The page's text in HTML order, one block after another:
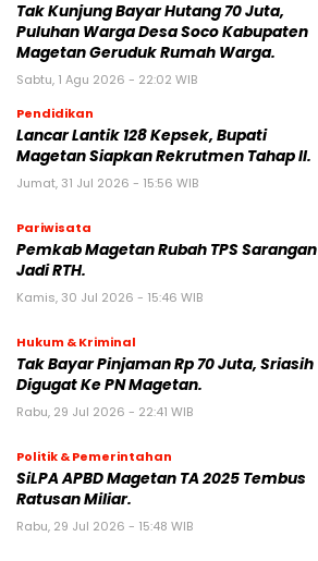
Tak Kunjung Bayar Hutang 70 Juta,
Puluhan Warga Desa Soco Kabupaten
Magetan Geruduk Rumah Warga.
Sabtu, 1 Agu 2026 - 22:02 WIB
Pendidikan
Lancar Lantik 128 Kepsek, Bupati
Magetan Siapkan Rekrutmen Tahap II.
Jumat, 31 Jul 2026 - 15:56 WIB
Pariwisata
Pemkab Magetan Rubah TPS Sarangan
Jadi RTH.
Kamis, 30 Jul 2026 - 15:46 WIB
Hukum & Kriminal
Tak Bayar Pinjaman Rp 70 Juta, Sriasih
Digugat Ke PN Magetan.
Rabu, 29 Jul 2026 - 22:41 WIB
Politik & Pemerintahan
SiLPA APBD Magetan TA 2025 Tembus
Ratusan Miliar.
Rabu, 29 Jul 2026 - 15:48 WIB